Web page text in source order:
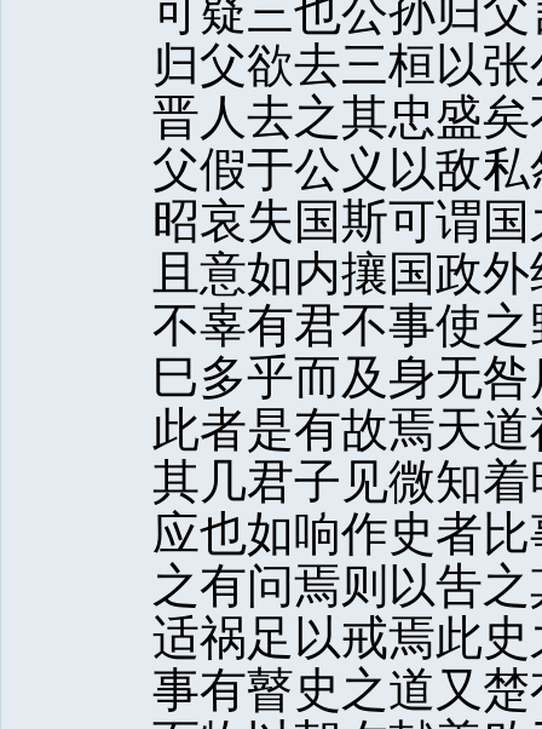
可疑三也公孙归
归父欲去三桓以
晋人去之其忠盛
父假于公义以敌
昭哀失国斯可谓
且意如内攘国政
不辜有君不事使
巳多乎而及身无
此者是有故焉天
其几君子见微知
应也如响作史者
之有问焉则以吿
适祸足以戒焉此
事有瞽史之道又